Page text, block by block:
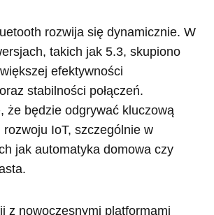
rozwija się dynamicznie. W
takich jak 5.3, skupiono
efektywności
stabilności połączeń.
że będzie odgrywać kluczową
IoT, szczególnie w
jak automatyka domowa czy
z nowoczesnymi platformami